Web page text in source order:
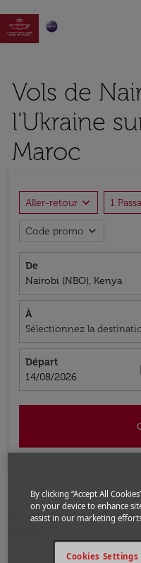

Vols de
l'Ukraine
Maroc
Aller-retour expand_more 1
Code promo expand_more
De
Nairobi (NBO), Kenya
À
Sélectionnez la
Départ
fc-booking-departure-
14/08/2026
Accueil Vols Vols
By clicking “Accept All
on your device to enhance
assist in our marketing
Cookies Settings